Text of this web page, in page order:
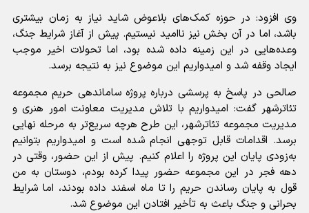
وی افزود: در حوزه کمک‌های بلاعوض شاید نیاز به زمان بیشتری
باشد، اما در آن بخش نیز ناامید نیستیم. پیش از آغاز شرایط جنگ،
وعده‌هایی در این زمینه داده شده بود، اما تحولات اخیر موجب
ایجاد وقفه شد و امیدواریم این موضوع نیز به نتیجه برسد.
صالحی در پاسخ به پرسشی درباره پروژه ساماندهی حریم مجموعه
تئاترشهر گفت: امیدواریم با تلاش مدیریت معاونت امور هنری و
مدیریت مجموعه تئاترشهر، این طرح هرچه سریع‌تر به مرحله نهایی
برسد. اقدامات قابل توجهی انجام شده است و امیدواریم بتوانیم
به‌زودی پایان این پروژه را اعلام کنیم. پیش از این حضور، وقتی در
دهه فجر در این مجموعه حضور پیدا کرده بودم، دوستان به من
قول به پایان رساندن حریم را تا ماه اسفند داده بودند، اما شرایط
بحرانی و جنگ باعث به تأخیر افتادن این موضوع شد.